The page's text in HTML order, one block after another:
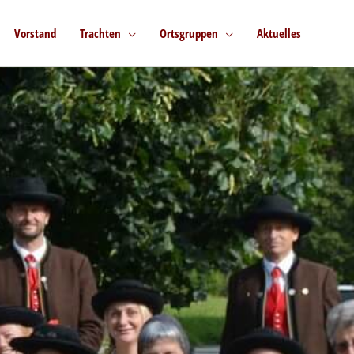
Vorstand Trachten Ortsgruppen Aktuelles